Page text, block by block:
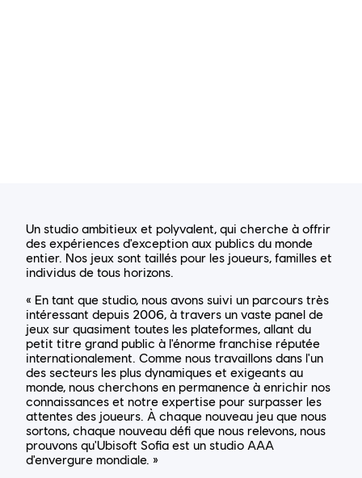
Un studio ambitieux et polyvalent, qui cherche à offrir
des expériences d'exception aux publics du monde
entier. Nos jeux sont taillés pour les joueurs, familles et
individus de tous horizons.
« En tant que studio, nous avons suivi un parcours très
intéressant depuis 2006, à travers un vaste panel de
jeux sur quasiment toutes les plateformes, allant du
petit titre grand public à l'énorme franchise réputée
internationalement. Comme nous travaillons dans l'un
des secteurs les plus dynamiques et exigeants au
monde, nous cherchons en permanence à enrichir nos
connaissances et notre expertise pour surpasser les
attentes des joueurs. À chaque nouveau jeu que nous
sortons, chaque nouveau défi que nous relevons, nous
prouvons qu'Ubisoft Sofia est un studio AAA
d'envergure mondiale. »